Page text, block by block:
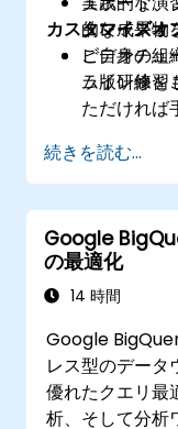
的な成果物
ュレーショ
ビデオチュ
ライン練習
カスタマイズオ
ご自身の組
ム版研修を
ただければ
続きを読む...
Google
の最適化
14 時間
Google
レス型のデータ
優れたクエリ最
析、そして分析